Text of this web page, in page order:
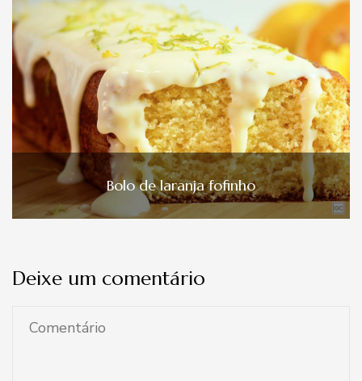
Bolo de laranja fofinho
Deixe um comentário